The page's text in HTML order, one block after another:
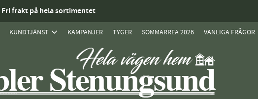
Fri frakt på hela sortimentet
KUNDTJÄNST KAMPANJER TYGER SOMMARREA 2026 VANLIGA FRÅGOR